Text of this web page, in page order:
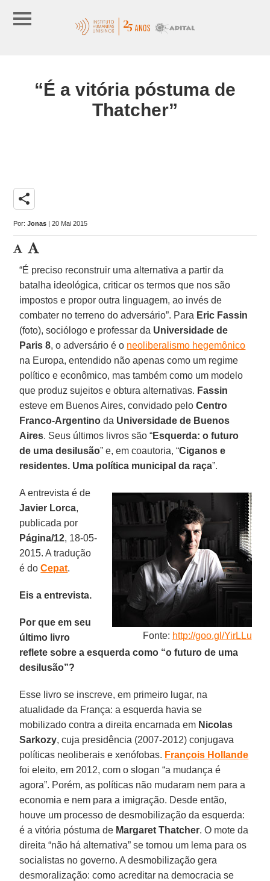
“É a vitória póstuma de
Thatcher”
share
Por:Jonas | 20 Mai 2015
“É preciso reconstruir uma alternativa a partir da
batalha ideológica, criticar os termos que nos são
impostos e propor outra linguagem, ao invés de
combater no terreno do adversário”. Para Eric Fassin
(foto), sociólogo e professar da Universidade de
Paris 8, o adversário é o neoliberalismo hegemônico
na Europa, entendido não apenas como um regime
político e econômico, mas também como um modelo
que produz sujeitos e obtura alternativas. Fassin
esteve em Buenos Aires, convidado peloCentro
Franco-Argentino da Universidade de Buenos
Aires. Seus últimos livros são “Esquerda: o futuro
de uma desilusão” e, em coautoria, “Ciganos e
residentes. Uma política municipal da raça”.
Fonte: http://goo.gl/YirLLu
A entrevista é de
Javier Lorca,
publicada por
Página/12, 18-05-
2015. A tradução
é doCepat.
Eis a entrevista.
Por que em seu
último livro
reflete sobre a esquerda como “o futuro de uma
desilusão”?
Esse livro se inscreve, em primeiro lugar, na
atualidade da França: a esquerda havia se
mobilizado contra a direita encarnada em Nicolas
Sarkozy, cuja presidência (2007-2012) conjugava
políticas neoliberais e xenófobas. François Hollande
foi eleito, em 2012, com o slogan “a mudança é
agora”. Porém, as políticas não mudaram nem para a
economia e nem para a imigração. Desde então,
houve um processo de desmobilização da esquerda:
é a vitória póstuma de Margaret Thatcher. O mote da
direita “não há alternativa” se tornou um lema para os
socialistas no governo. A desmobilização gera
desmoralização: como acreditar na democracia se